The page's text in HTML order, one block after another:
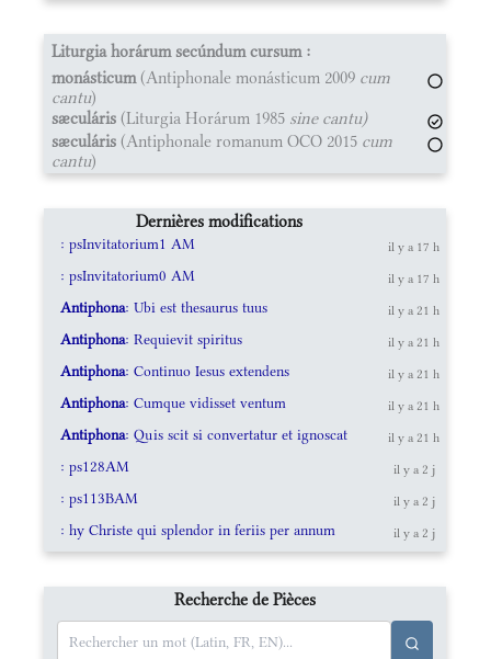
Liturgia horárum secúndum cursum :
monásticum(Antiphonale monásticum 2009 cum
cantu)
sæculáris (Liturgia Horárum 1985 sine cantu)
sæculáris (Antiphonale romanum OCO 2015 cum
cantu)
Dernières modifications
: psInvitatorium1 AM il y a 17 h
: psInvitatorium0 AM il y a 17 h
Antiphona: Ubi est thesaurus tuus il y a 21 h
Antiphona: Requievit spiritus il y a 21 h
Antiphona: Continuo Iesus extendens il y a 21 h
Antiphona: Cumque vidisset ventum il y a 21 h
Antiphona: Quis scit si convertatur et ignoscat il y a 21 h
: ps128AM il y a 2 j
: ps113BAM il y a 2 j
: hy Christe qui splendor in feriis per annum il y a 2 j
Recherche de Pièces